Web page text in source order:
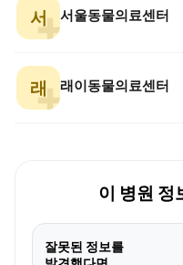
서 서울동물의료센터
래 래이동물의료센터
이 병원 정
잘못된 정보를